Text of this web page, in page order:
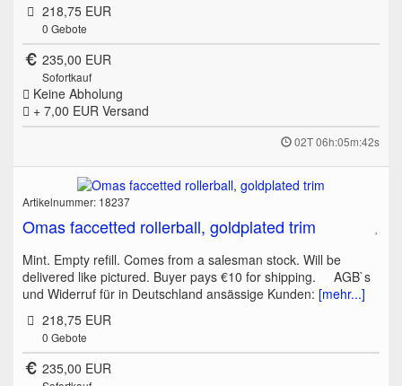
218,75 EUR
0 Gebote
235,00 EUR
Sofortkauf
Keine Abholung
+ 7,00 EUR Versand
02T 06h:05m:42s
Artikelnummer: 18237
Omas faccetted rollerball, goldplated trim
Mint. Empty refill. Comes from a salesman stock. Will be
delivered like pictured. Buyer pays €10 for shipping. AGB`s
und Widerruf für in Deutschland ansässige Kunden: [mehr...]
218,75 EUR
0 Gebote
235,00 EUR